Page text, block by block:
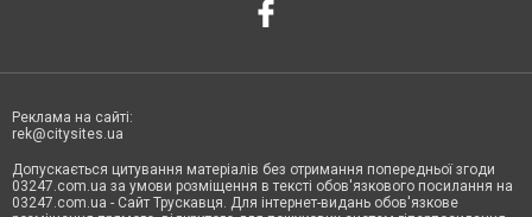
Реклама на сайті:
rek@citysites.ua
Допускається цитування матеріалів без отримання попередньої згоди
03247.com.ua за умови розміщення в тексті обов'язкового посилання на
03247.com.ua - Сайт Трускавця. Для інтернет-видань обов'язкове